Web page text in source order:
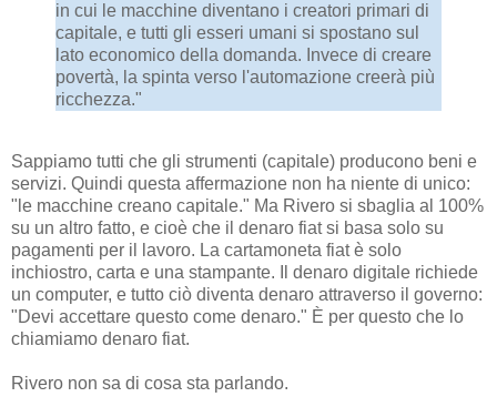
in cui le macchine diventano i creatori primari di
capitale, e tutti gli esseri umani si spostano sul
lato economico della domanda. Invece di creare
povertà, la spinta verso l'automazione creerà più
ricchezza."
Sappiamo tutti che gli strumenti (capitale) producono beni e
servizi. Quindi questa affermazione non ha niente di unico:
"le macchine creano capitale." Ma Rivero si sbaglia al 100%
su un altro fatto, e cioè che il denaro fiat si basa solo su
pagamenti per il lavoro. La cartamoneta fiat è solo
inchiostro, carta e una stampante. Il denaro digitale richiede
un computer, e tutto ciò diventa denaro attraverso il governo:
"Devi accettare questo come denaro." È per questo che lo
chiamiamo denaro fiat.
Rivero non sa di cosa sta parlando.